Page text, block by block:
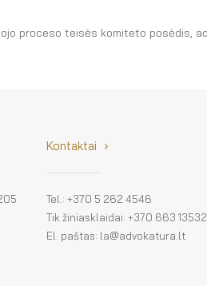
proceso teisės komiteto posėdis,
Kontaktai
Tel.: +370 5 262 4546
Tik žiniasklaidai: +370 663 13532
El. paštas: la@advokatura.lt